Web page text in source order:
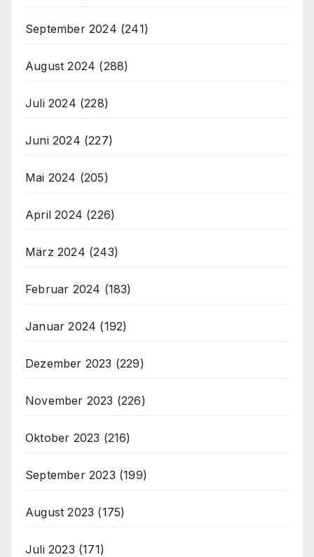
September 2024 (241)
August 2024 (288)
Juli 2024 (228)
Juni 2024 (227)
Mai 2024 (205)
April 2024 (226)
März 2024 (243)
Februar 2024 (183)
Januar 2024 (192)
Dezember 2023 (229)
November 2023 (226)
Oktober 2023 (216)
September 2023 (199)
August 2023 (175)
Juli 2023 (171)